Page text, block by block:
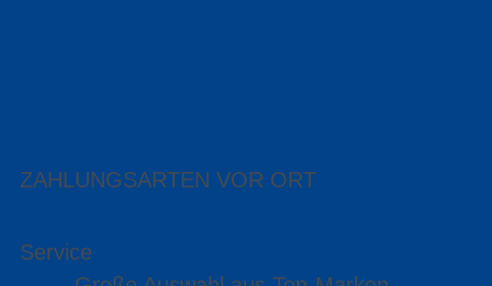
ZAHLUNGSARTEN VOR ORT
Service